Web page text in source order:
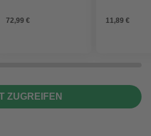
72,99 €
4 Stück
11,89 €
ZUGREIFEN